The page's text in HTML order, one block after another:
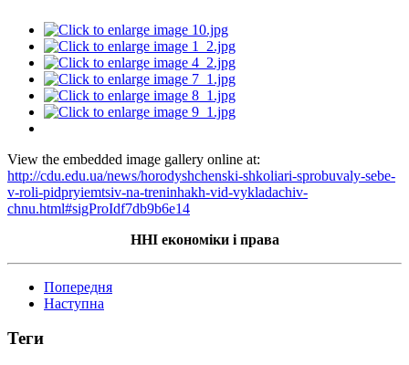
View the embedded image gallery online at:
http://cdu.edu.ua/news/horodyshchenski-shkoliari-sprobuvaly-sebe-
v-roli-pidpryiemtsiv-na-treninhakh-vid-vykladachiv-
chnu.html#sigProIdf7db9b6e14
ННІ економіки і права
Попередня
Наступна
Теги